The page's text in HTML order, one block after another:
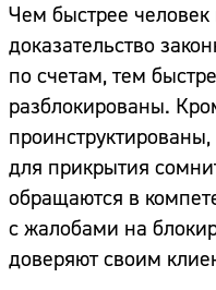
Чем быстрее человек
доказательство
по счетам, тем
разблокированы.
для прикрытия
обращаются в
с жалобами на
доверяют своим